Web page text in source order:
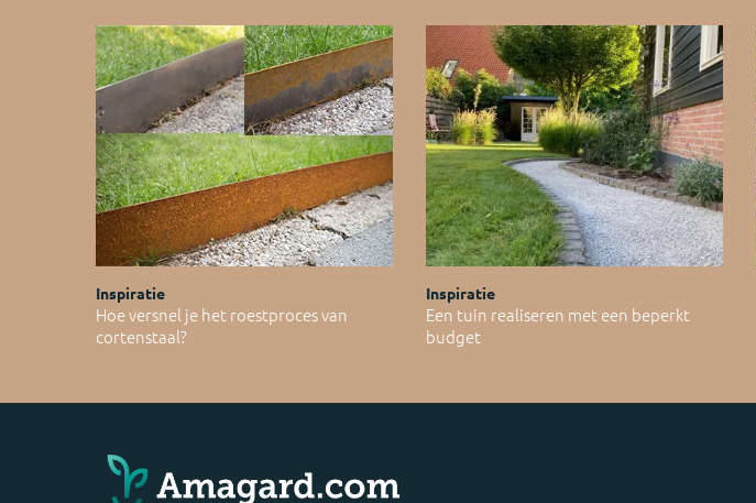
Inspiratie
Hoe versnel je het roestproces van
cortenstaal?
Inspiratie
Een tuin realiseren met een beperkt
budget